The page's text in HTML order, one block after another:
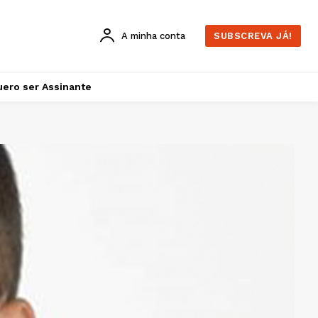
A minha conta SUBSCREVA JÁ!
ser Assinante